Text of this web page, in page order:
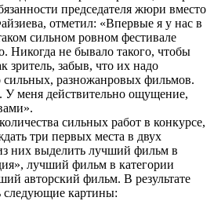
председателя жюри вместо
отметил: «Впервые я у нас в
сильном ровном фестивале
Никогда не бывало такого, чтобы
зритель, забыв, что их надо
сильных, разножанровых фильмов.
У меня действительно ощущение,
сильных работ в конкурсе,
три первых места в двух
них выделить лучший фильм в
лучший фильм в категории
авторский фильм. В результате
следующие картины: